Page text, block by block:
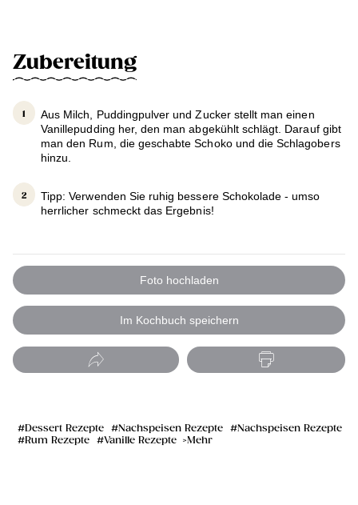
Zubereitung
Aus Milch, Puddingpulver und Zucker stellt man einen
Vanillepudding her, den man abgekühlt schlägt. Darauf gibt
man den Rum, die geschabte Schoko und die Schlagobers
hinzu.
Tipp: Verwenden Sie ruhig bessere Schokolade - umso
herrlicher schmeckt das Ergebnis!
Foto hochladen
Im Kochbuch speichern
Dessert Rezepte Nachspeisen Rezepte
Nachspeisen Rezepte
Rum Rezepte
Vanille Rezepte Mehr